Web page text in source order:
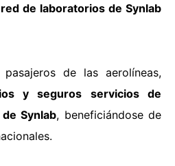
de laboratorios de Synlab
de las aerolíneas,
y seguros servicios de
Synlab, beneficiándose de